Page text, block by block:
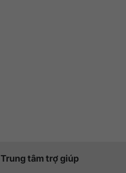
Trung tâm trợ giúp